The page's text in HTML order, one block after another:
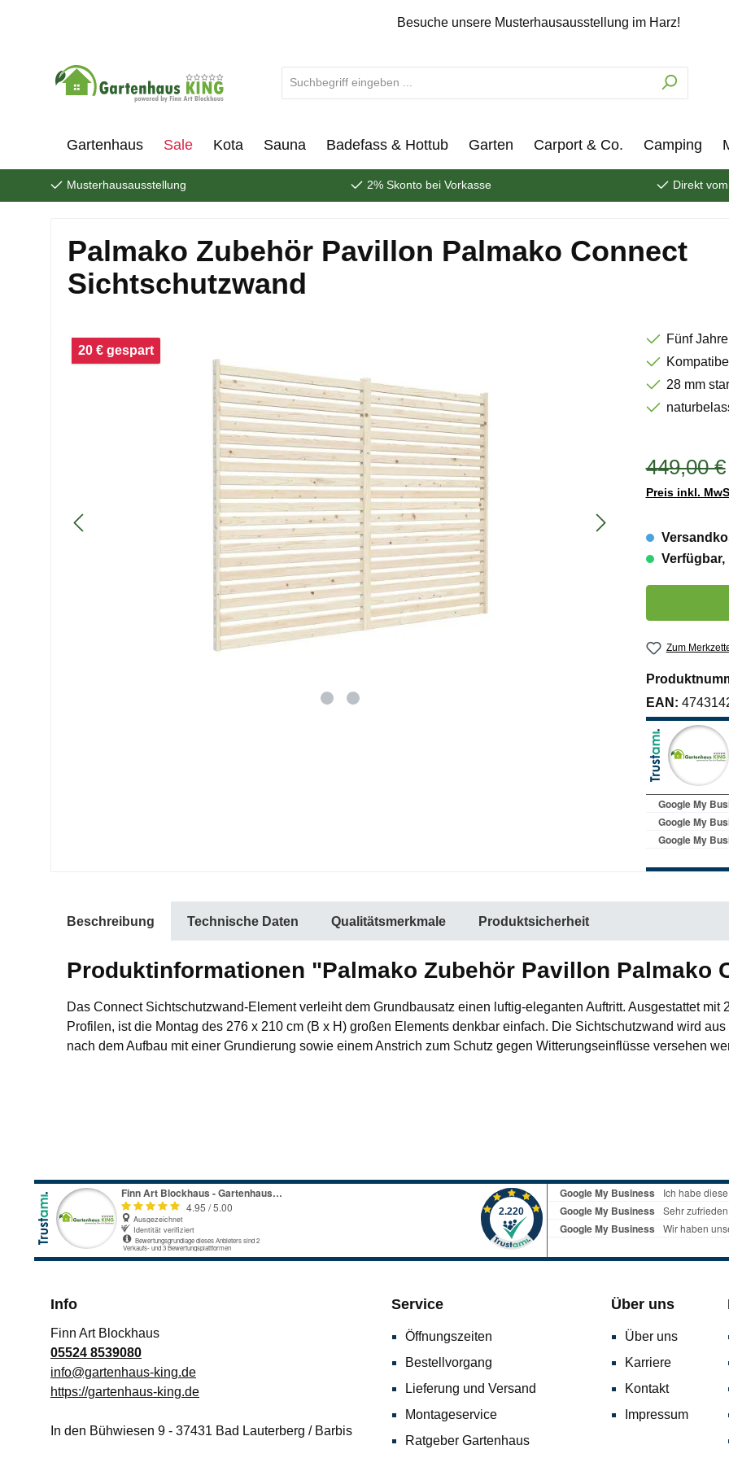
Besuche unsere Musterhausausstellung im Harz!
Gartenhaus Sale Kota Sauna Badefass & Hottub Garten Carport & Co. Camping
Musterhausausstellung 2% Skonto bei Vorkasse Direkt
Palmako Zubehör Pavillon Palmako Connect
Sichtschutzwand
Bildergalerie überspringen
20 € gespart
Fünf
28 mm
449,00 €
Preis inkl.
Verfügbar,
Produkt
Zum
EAN:
Beschreibung Technische Daten Qualitätsmerkmale Produktsicherheit
Produktinformationen "Palmako Zubehör Pavillon Palmako
Das Connect Sichtschutzwand-Element verleiht dem Grundbausatz einen luftig-eleganten Auftritt. Ausgestattet mit
Profilen, ist die Montag des 276 x 210 cm (B x H) großen Elements denkbar einfach. Die Sichtschutzwand wird
nach dem Aufbau mit einer Grundierung sowie einem Anstrich zum Schutz gegen Witterungseinflüsse versehen
Info
Finn Art Blockhaus
05524 8539080
info@gartenhaus-king.de
https://gartenhaus-king.de
In den Bühwiesen 9 - 37431 Bad Lauterberg / Barbis
Service
Öffnungszeiten
Bestellvorgang
Lieferung und Versand
Montageservice
Ratgeber Gartenhaus
Über uns
Über uns
Karriere
Kontakt
Impressum